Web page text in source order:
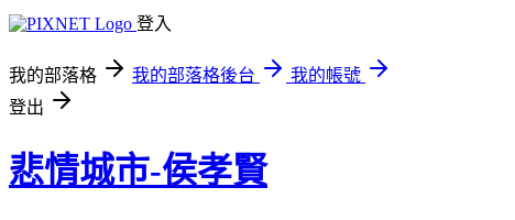
登入
我的部落格 我的部落格後台
我的帳號
登出
悲情城市-侯孝賢